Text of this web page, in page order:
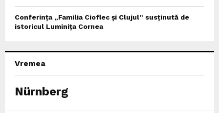
Conferința „Familia Cioflec și Clujul” susținută de
istoricul Luminița Cornea
Vremea
Nürnberg